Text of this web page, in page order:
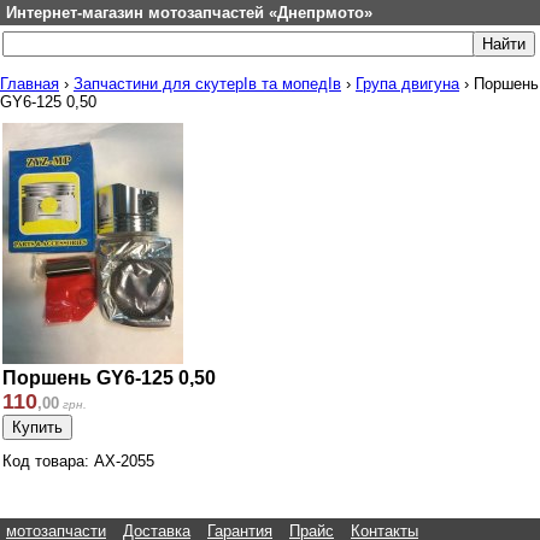
Интернет-магазин мотозапчастей «Днепрмото»
Главная › Запчастини для скутерІв та мопедІв › Група двигуна› Поршень
GY6-125 0,50
Поршень GY6-125 0,50
110,00 грн.
Код товара: AX-2055
мотозапчасти Доставка Гарантия Прайс
Контакты